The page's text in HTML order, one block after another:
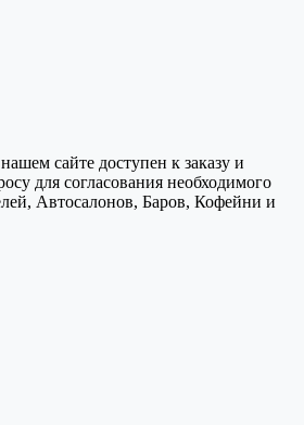
сайте доступен к заказу и
для согласования необходимого
Автосалонов, Баров, Кофейни и